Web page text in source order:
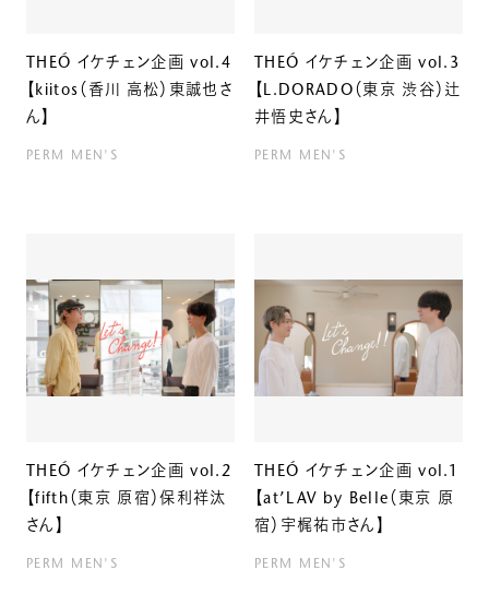
THEÓ イケチェン企画 vol.4
【kiitos（香川 高松）東誠也さ
ん】
PERM MEN'S
THEÓ イケチェン企画 vol.3
【L.DORADO（東京 渋谷）辻
井悟史さん】
PERM MEN'S
THEÓ イケチェン企画 vol.2
【fifth（東京 原宿）保利祥汰
さん】
PERM MEN'S
THEÓ イケチェン企画 vol.1
【at’LAV by Belle（東京 原
宿）宇梶祐市さん】
PERM MEN'S